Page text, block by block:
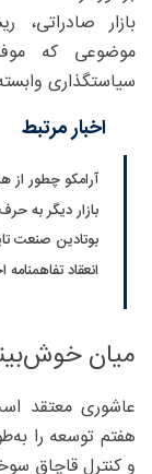
بازار
موضوعی که
سیاستگذاری
اخبار مرتبط
آرامکو چطور از
بازار دیگر به
بوتادین صنعت
انعقاد
میان
هفتم توسعه را
و کنترل قاچاق